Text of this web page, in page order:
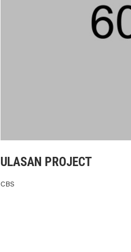
ULASAN PROJECT
CBS